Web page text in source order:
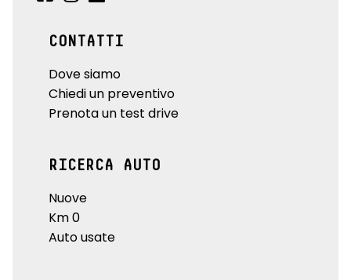
CONTATTI
Dove siamo
Chiedi un preventivo
Prenota un test drive
RICERCA AUTO
Nuove
Km 0
Auto usate